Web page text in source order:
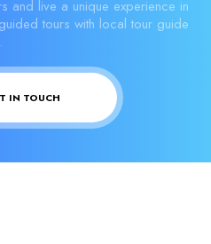
and live a unique experience in
tours with local tour guide
IN TOUCH